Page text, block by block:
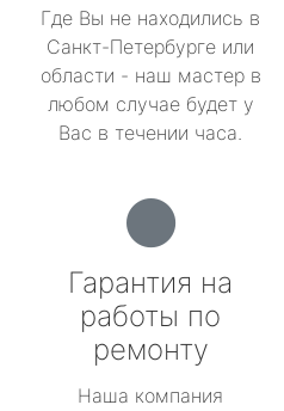
Где Вы не находились в
Санкт-Петербурге или
области - наш мастер в
любом случае будет у
Вас в течении часа.
Гарантия на
работы по
ремонту
Наша компания